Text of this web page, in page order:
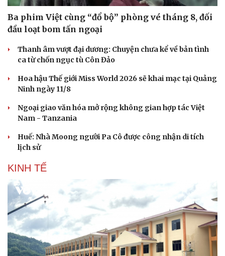
Sức khỏe
Dinh dưỡng - món ngon
Cây thuốc
Nhi khoa
Làm đẹp - giảm cân
Phòng mạch online
Ăn sạch sống khỏe
Nhà đẹp
Ba phim Việt cùng “đổ bộ” phòng vé tháng 8, đối
đầu loạt bom tấn ngoại
Thanh âm vượt đại dương: Chuyện chưa kể về bản tình
ca từ chốn ngục tù Côn Đảo
Hoa hậu Thế giới Miss World 2026 sẽ khai mạc tại Quảng
Ninh ngày 11/8
Ngoại giao văn hóa mở rộng không gian hợp tác Việt
Nam - Tanzania
Huế: Nhà Moong người Pa Cô được công nhận di tích
lịch sử
KINH TẾ